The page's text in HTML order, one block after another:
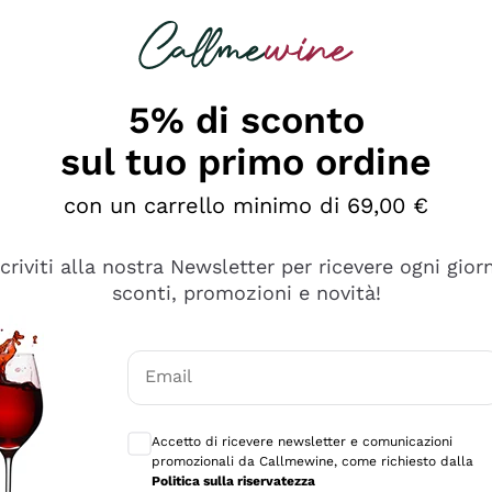
diversi e con un ampio range di prezzo. Le
5% di sconto
sul tuo primo ordine
con un carrello minimo di 69,00 €
alla nostra Newsletter per ricevere ogni
sconti, promozioni e novità!
Email
Accetto di ricevere newsletter e comunicazioni
promozionali da Callmewine, come richiesto dalla
Politica sulla riservatezza